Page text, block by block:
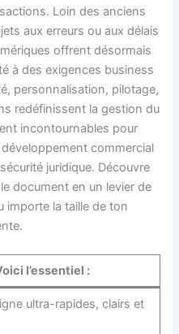
Loin des anciens
aux erreurs ou aux délais
offrent désormais
à des exigences business
personnalisation, pilotage,
redéfinissent la gestion du
incontournables pour
commercial
juridique. Découvre
document en un levier de
importe la taille de ton
l’essentiel :
ultra-rapides, clairs et